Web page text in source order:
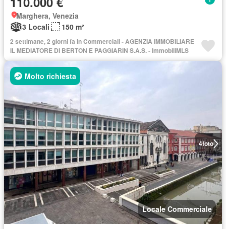
Marghera, Venezia
3 Locali
150 m²
2 settimane, 2 giorni fa in Commerciali - AGENZIA IMMOBILIARE
IL MEDIATORE DI BERTON E PAGGIARIN S.A.S. - ImmobiliMLS
4foto
Molto richiesta
Locale Commerciale